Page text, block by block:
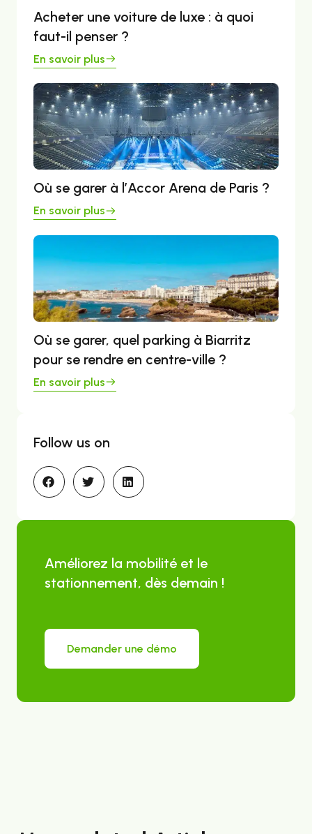
Acheter une voiture de luxe : à quoi
faut-il penser ?
En savoir plus
Où se garer à l’Accor Arena de Paris ?
En savoir plus
Où se garer, quel parking à Biarritz
pour se rendre en centre-ville ?
En savoir plus
Follow us on
Améliorez la mobilité et le
stationnement, dès demain !
Demander une démo